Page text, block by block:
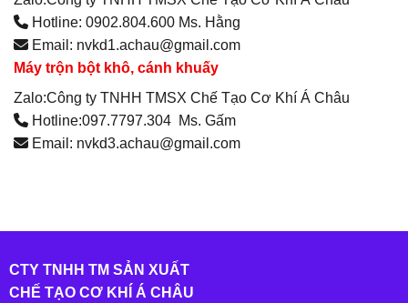
Hotline: 0902.804.600 Ms. Hằng
Email: nvkd1.achau@gmail.com
Máy trộn bột khô, cánh khuấy
Zalo:Công ty TNHH TMSX Chế Tạo Cơ Khí Á Châu
Hotline:097.7797.304 Ms. Gấm
Email: nvkd3.achau@gmail.com
CTY TNHH TM SẢN XUẤT
CHẾ TẠO CƠ KHÍ Á CHÂU